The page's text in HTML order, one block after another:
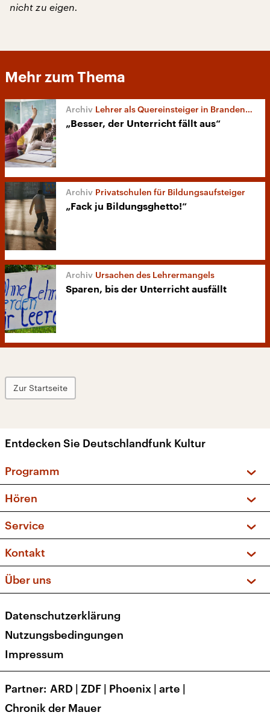
nicht zu eigen.
Mehr zum Thema
Lehrer als Quereinsteiger in Brandenburg
„Besser, der Unterricht fällt aus“
Privatschulen für Bildungsaufsteiger
„Fack ju Bildungsghetto!“
Ursachen des Lehrermangels
Sparen, bis der Unterricht ausfällt
Zur Startseite
Entdecken Sie Deutschlandfunk Kultur
Programm
Sendungen und Podcasts
Musikliste
Kakadu – Das Kinderprogramm
Hören
Frequenzen (UKW + DAB+)
Service
FAQ
Apps
Newsletter
Veranstaltungen
Kontakt
Social Media
Über uns
Presse
Karriere
Transparenz
Datenschutzerklärung
Nutzungsbedingungen
Impressum
Partner ARD | ZDF | Phoenix | arte |
Chronik der Mauer